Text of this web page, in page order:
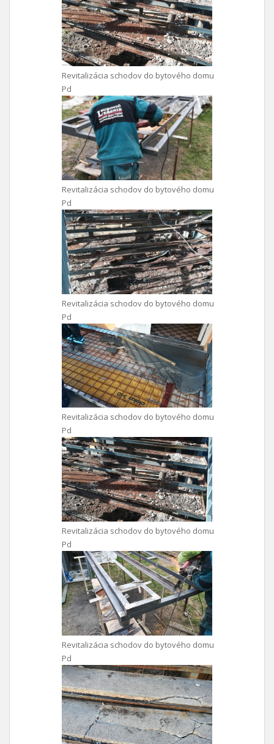
Revitalizácia schodov do bytového domu
Pd
Revitalizácia schodov do bytového domu
Pd
Revitalizácia schodov do bytového domu
Pd
Revitalizácia schodov do bytového domu
Pd
Revitalizácia schodov do bytového domu
Pd
Revitalizácia schodov do bytového domu
Pd